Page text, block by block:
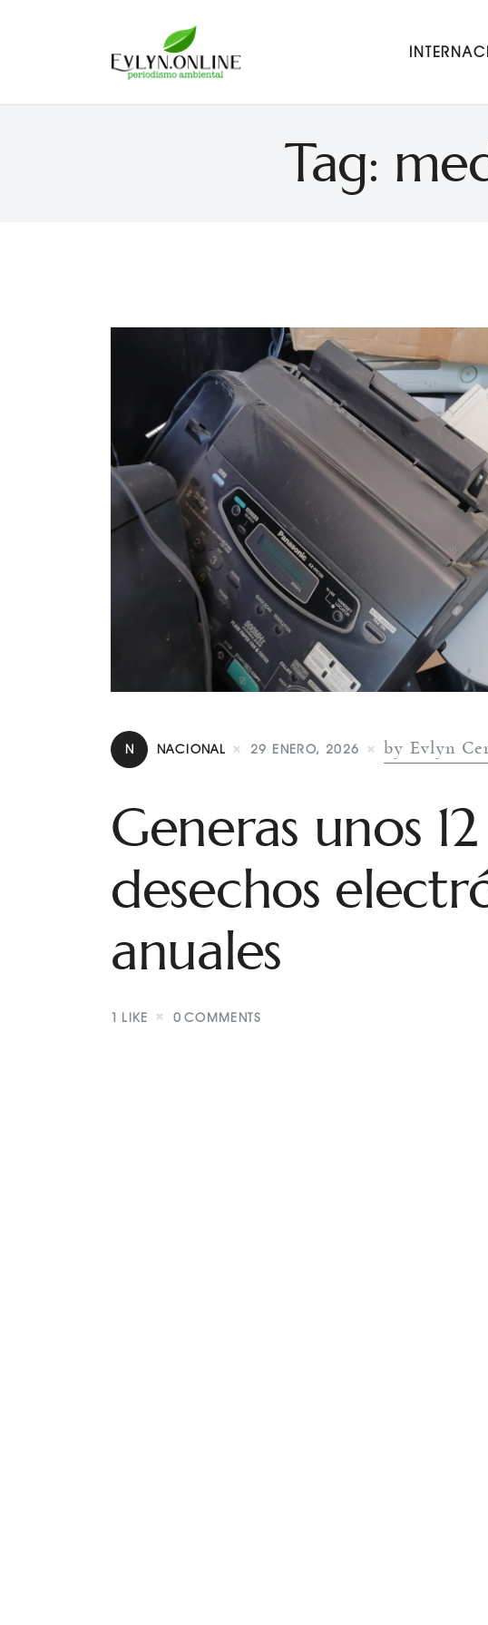
Tag:
Evlyn Online
Periodismo para autogobernarse
N NACIONAL 29 ENERO, 2026 by Evlyn
Generas unos
desechos
anuales
1 LIKE 0 COMMENTS